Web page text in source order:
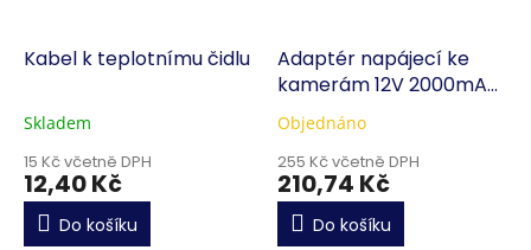
Kabel k teplotnímu čidlu
Skladem
15 Kč včetně DPH
12,40 Kč
Do košíku
Adaptér napájecí ke
kamerám 12V 2000mA
GA-1202000V
Objednáno
255 Kč včetně DPH
210,74 Kč
Do košíku